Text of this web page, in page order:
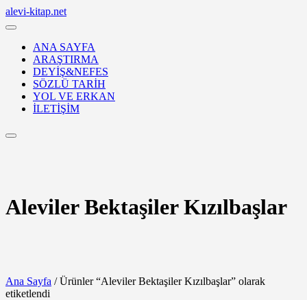
Skip
to
alevi-kitap.net
ANA SAYFA
ARAŞTIRMA
DEYİŞ&NEFES
SÖZLÜ TARİH
YOL VE ERKAN
İLETİŞİM
Aleviler Bektaşiler Kızılbaşlar
Ana Sayfa / Ürünler “Aleviler Bektaşiler Kızılbaşlar” olarak
etiketlendi